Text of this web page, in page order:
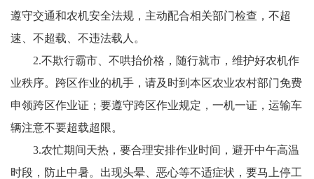
遵守交通和农机安全法规，主动配合相关部门检查，不超
速、不超载、不违法载人。
2.不欺行霸市、不哄抬价格，随行就市，维护好农机作
业秩序。跨区作业的机手，请及时到本区农业农村部门免费
申领跨区作业证；要遵守跨区作业规定，一机一证，运输车
辆注意不要超载超限。
3.农忙期间天热，要合理安排作业时间，避开中午高温
时段，防止中暑。出现头晕、恶心等不适症状，要马上停工